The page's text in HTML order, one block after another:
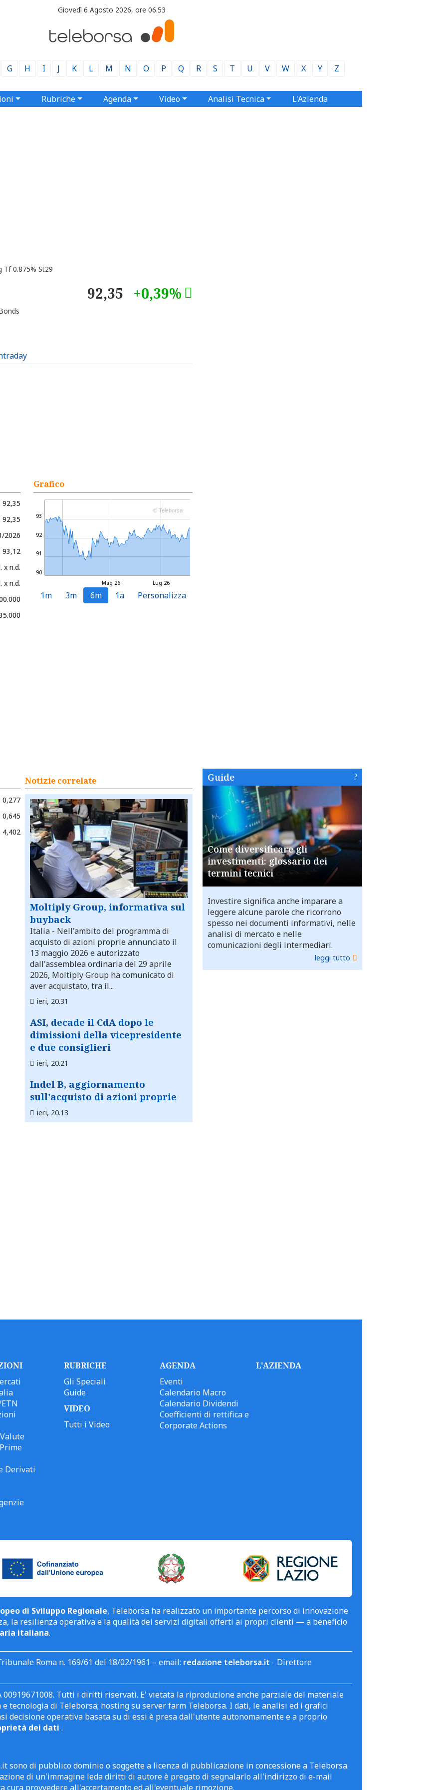
Giovedì 6 Agosto 2026, ore 06.53
G H I J K L M N O P Q R S T U V W X Y Z
Rubriche Agenda Video Analisi Tecnica L'Azienda
0.875% St29
92,35 +0,39%
92,35
92,35
2026
93,12
x n.d.
x n.d.
Grafico
Lug 26
Mag 26
90
91
92
93
© Teleborsa
1m 3m 6m 1a Personalizza
0,277
0,645
4,402
Notizie correlate
Moltiply Group, informativa sul
buyback
Italia - Nell'ambito del programma di
acquisto di azioni proprie annunciato il
13 maggio 2026 e autorizzato
dall'assemblea ordinaria del 29 aprile
2026, Moltiply Group ha comunicato di
aver acquistato, tra il...
ieri, 20.31
ASI, decade il CdA dopo le
dimissioni della vicepresidente
e due consiglieri
ieri, 20.21
Indel B, aggiornamento
sull'acquisto di azioni proprie
ieri, 20.13
Guide
Come diversificare gli
investimenti: glossario dei
termini tecnici
Investire significa anche imparare a
leggere alcune parole che ricorrono
spesso nei documenti informativi, nelle
analisi di mercato e nelle
comunicazioni degli intermediari.
leggi tutto
Derivati
RUBRICHE
Gli Speciali
Guide
VIDEO
Tutti i Video
AGENDA
Eventi
Calendario Macro
Calendario Dividendi
Coefficienti di rettifica e
Corporate Actions
L'AZIENDA
di Sviluppo Regionale, Teleborsa ha realizzato un importante percorso di innovazione
la resilienza operativa e la qualità dei servizi digitali offerti ai propri clienti — a beneficio
italiana.
Roma n. 169/61 del 18/02/1961 – email: redazione teleborsa.it - Direttore
00919671008. Tutti i diritti riservati. E' vietata la riproduzione anche parziale del materiale
tecnologia di Teleborsa; hosting su server farm Teleborsa. I dati, le analisi ed i grafici
decisione operativa basata su di essi è presa dall'utente autonomamente e a proprio
dei dati .
sono di pubblico dominio o soggette a licenza di pubblicazione in concessione a Teleborsa.
di un'immagine leda diritti di autore è pregato di segnalarlo all'indirizzo di e-mail
cura provvedere all'accertamento ed all'eventuale rimozione.